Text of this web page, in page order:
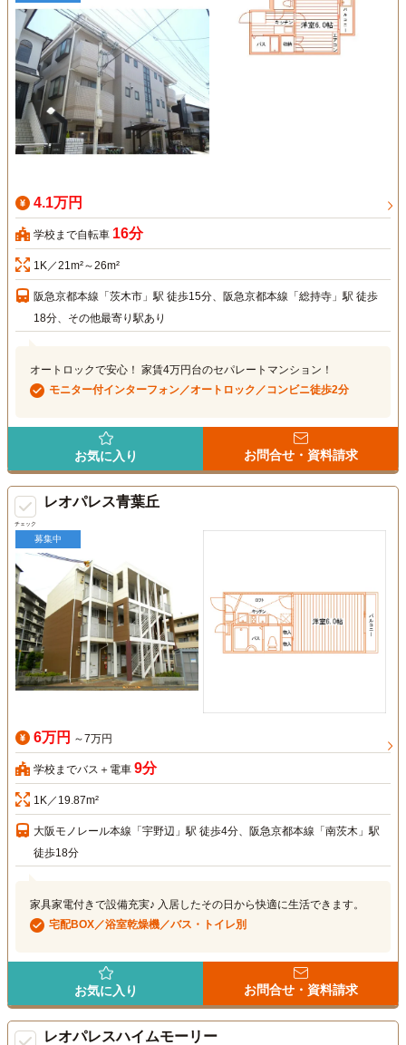
4.1万円
学校まで自転車 16分
1K／21m²～26m²
阪急京都本線「茨木市」駅 徒歩15分、阪急京都本線「総持寺」駅 徒歩
18分、その他最寄り駅あり
オートロックで安心！ 家賃4万円台のセパレートマンション！
モニター付インターフォン／オートロック／コンビニ徒歩2分
お気に入り お問合せ・資料請求
チェック
レオパレス青葉丘
募集中
6万円 ～7万円
学校までバス＋電車 9分
1K／19.87m²
大阪モノレール本線「宇野辺」駅 徒歩4分、阪急京都本線「南茨木」駅
徒歩18分
家具家電付きで設備充実♪ 入居したその日から快適に生活できます。
宅配BOX／浴室乾燥機／バス・トイレ別
お気に入り お問合せ・資料請求
レオパレスハイムモーリー